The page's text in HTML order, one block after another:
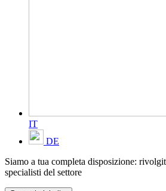
IT
DE
Siamo a tua completa disposizione:
specialisti del settore